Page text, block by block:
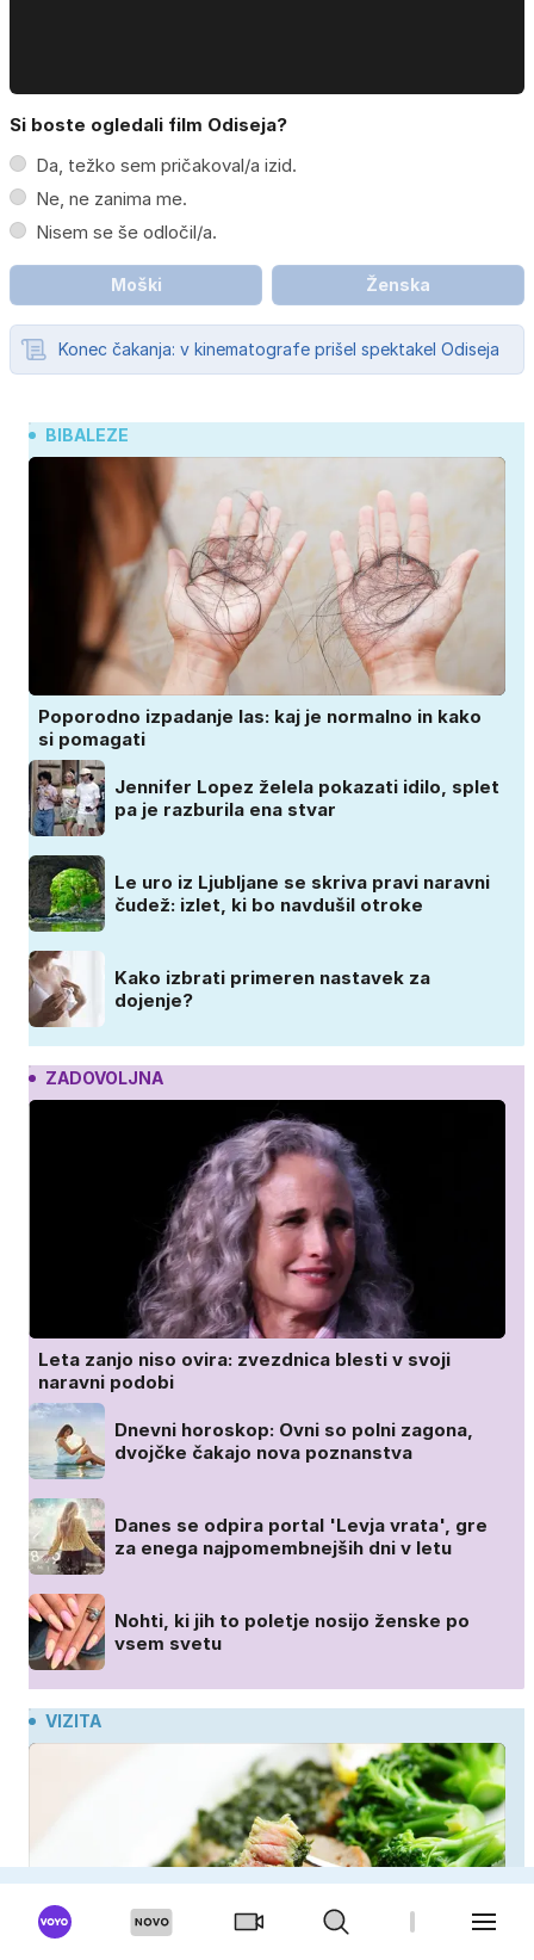
Si boste ogledali film Odiseja?
Da, težko sem pričakoval/a izid.
Ne, ne zanima me.
Nisem se še odločil/a.
Moški Ženska
Konec čakanja: v kinematografe prišel spektakel Odiseja
BIBALEZE
Poporodno izpadanje las: kaj je normalno in kako
si pomagati
Jennifer Lopez želela pokazati idilo, splet
pa je razburila ena stvar
Le uro iz Ljubljane se skriva pravi naravni
čudež: izlet, ki bo navdušil otroke
Kako izbrati primeren nastavek za
dojenje?
ZADOVOLJNA
Leta zanjo niso ovira: zvezdnica blesti v svoji
naravni podobi
Dnevni horoskop: Ovni so polni zagona,
dvojčke čakajo nova poznanstva
Danes se odpira portal 'Levja vrata', gre
za enega najpomembnejših dni v letu
Nohti, ki jih to poletje nosijo ženske po
vsem svetu
VIZITA